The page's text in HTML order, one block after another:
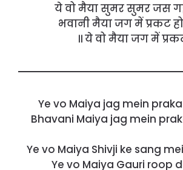
ये वो मैया सुमर सुमर जस
भवानी मैया जग में प्रकट
॥ ये वो मैया जग में
Ye vo Maiya jag mein
Bhavani Maiya jag mein
Ye vo Maiya Shivji ke sang
Ye vo Maiya Gauri roop